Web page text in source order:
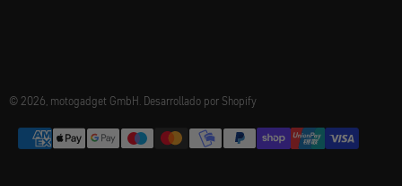
© 2026, motogadget GmbH. Desarrollado por Shopify